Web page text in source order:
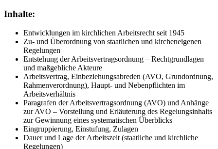
Inhalte:
Entwicklungen im kirchlichen Arbeitsrecht seit 1945
Zu- und Überordnung von staatlichen und kircheneigenen
Regelungen
Entstehung der Arbeitsvertragsordnung – Rechtgrundlagen
und maßgebliche Akteure
Arbeitsvertrag, Einbeziehungsabreden (AVO, Grundordnung,
Rahmenverordnung), Haupt- und Nebenpflichten im
Arbeitsverhältnis
Paragrafen der Arbeitsvertragsordnung (AVO) und Anhänge
zur AVO – Vorstellung und Erläuterung des Regelungsinhalts
zur Gewinnung eines systematischen Überblicks
Eingruppierung, Einstufung, Zulagen
Dauer und Lage der Arbeitszeit (staatliche und kirchliche
Regelungen)